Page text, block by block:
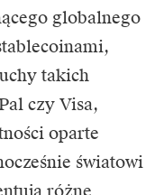
globalnego
takich
czy Visa,
oparte
światowi
różne